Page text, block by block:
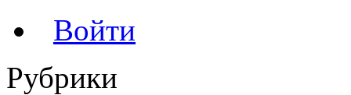
Войти
Рубрики